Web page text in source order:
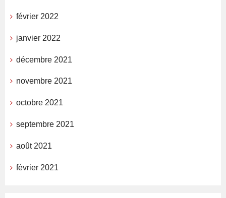
février 2022
janvier 2022
décembre 2021
novembre 2021
octobre 2021
septembre 2021
août 2021
février 2021